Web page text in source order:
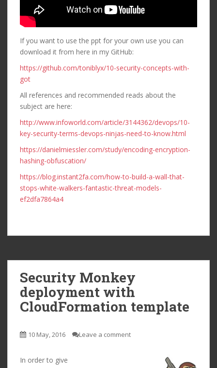
If you want to use the ppt for your own use you can
download it from here in my GitHub:
https://github.com/toniblyx/10-security-concepts-with-
got
All references and recommended reads about the
subject are here:
http://www.infoworld.com/article/3144362/devops/10-
key-security-terms-devops-ninjas-need-to-know.html
https://danielmiessler.com/study/encoding-encryption-
hashing-obfuscation/
https://blog.instant2fa.com/how-to-build-a-wall-that-
stops-white-walkers-fantastic-threat-models-
ef2dfa7864a4
Security Monkey
deployment with
CloudFormation template
10 May, 2016 Leave a comment
In order to give